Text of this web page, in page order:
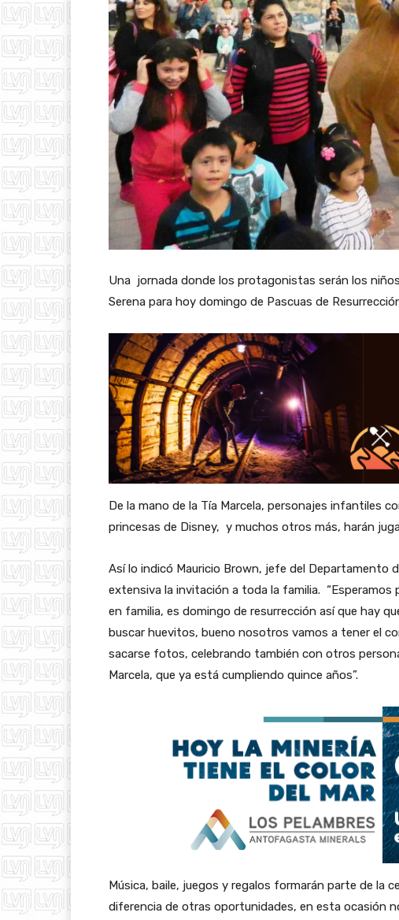
Una jornada donde los protagonistas serán los
Serena para hoy domingo de Pascuas de
De la mano de la Tía Marcela, personajes infantiles
princesas de Disney, y muchos otros más, harán
Así lo indicó Mauricio Brown, jefe del Departamento
extensiva la invitación a toda la familia. “Esperamos
en familia, es domingo de resurrección así que hay
buscar huevitos, bueno nosotros vamos a tener el
sacarse fotos, celebrando también con otros
Marcela, que ya está cumpliendo quince años”.
Música, baile, juegos y regalos formarán parte de la
diferencia de otras oportunidades, en esta ocasión